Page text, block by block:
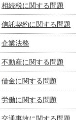
相続税に関する問題
信託契約に関する問題
企業法務
不動産に関する問題
借金に関する問題
労働に関する問題